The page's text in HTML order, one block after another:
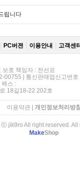
립니다
PC버젼 이용안내 고객센
보호 책임자 : 전선표
00755 | 통신판매업신고번
스 :
18길18-22 202호
이용약관| 개인정보처리방침
jik9ro All right reserved. All
MakeShop